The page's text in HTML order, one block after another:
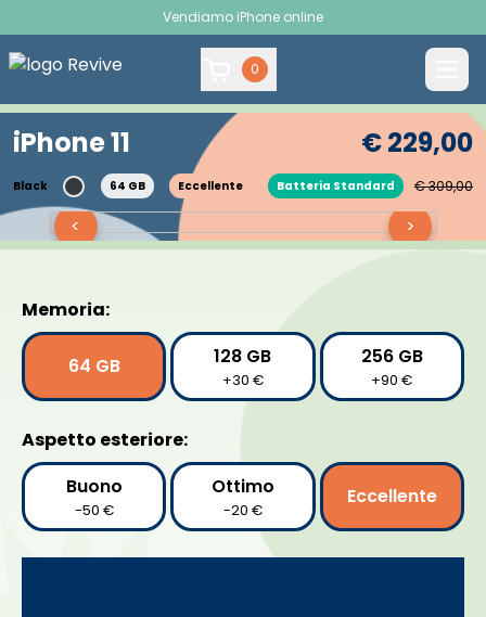
Vendiamo iPhone online
0
iPhone 11 € 229,00
Black 64 GB Eccellente Batteria Standard € 309,00
>
<
Memoria:
64 GB 128 GB
+30 €
256 GB
+90 €
Aspetto esteriore:
Buono
-50 €
Ottimo
-20 €
Eccellente